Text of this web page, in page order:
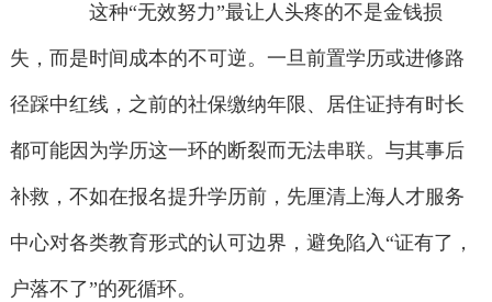
这种“无效努力”最让人头疼的不是金钱损
失，而是时间成本的不可逆。一旦前置学历或进修路
径踩中红线，之前的社保缴纳年限、居住证持有时长
都可能因为学历这一环的断裂而无法串联。与其事后
补救，不如在报名提升学历前，先厘清上海人才服务
中心对各类教育形式的认可边界，避免陷入“证有了，
户落不了”的死循环。